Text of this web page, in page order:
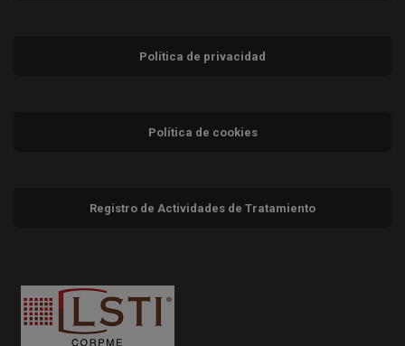
Política de privacidad
Política de cookies
Registro de Actividades de Tratamiento